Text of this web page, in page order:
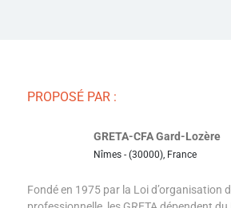
PROPOSÉ PAR :
GRETA-CFA Gard-Lozère
Nîmes - (30000), France
Fondé en 1975 par la Loi d’organisation